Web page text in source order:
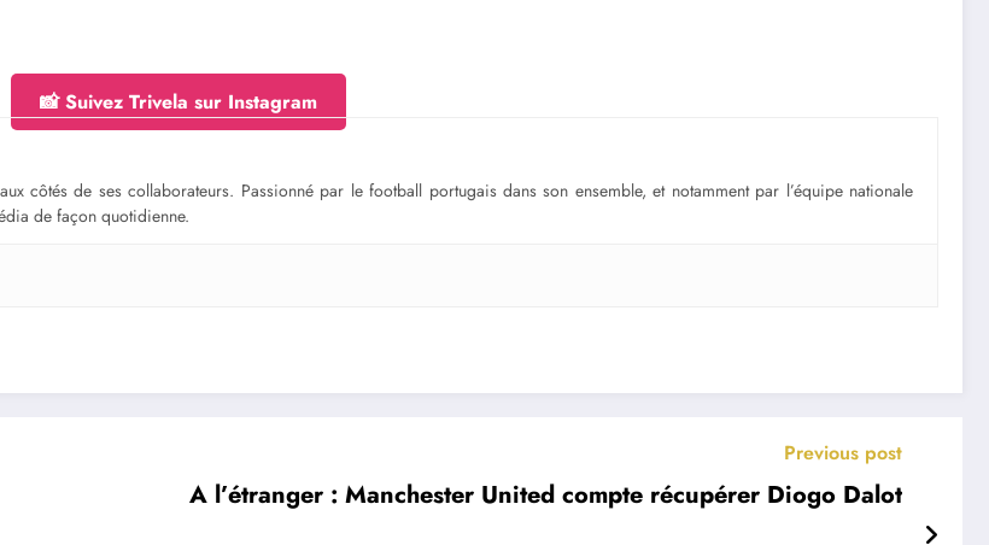
📸 Suivez Trivela sur Instagram
côtés de ses collaborateurs. Passionné par le football portugais dans son ensemble, et notamment par l’équipe nationale
de façon quotidienne.
Previous post
A l’étranger : Manchester United compte récupérer Diogo Dalot